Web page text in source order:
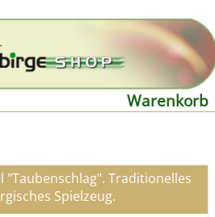
Warenkorb
"Taubenschlag". Traditionelles
Spielzeug.